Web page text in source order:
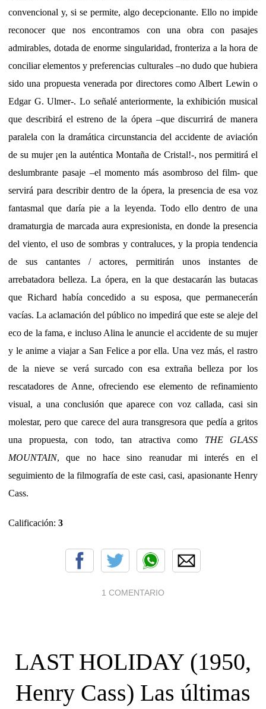
convencional y, si se permite, algo decepcionante. Ello no impide
reconocer que nos encontramos con una obra con pasajes
admirables, dotada de enorme singularidad, fronteriza a la hora de
conciliar elementos y preferencias culturales –no dudo que hubiera
sido una propuesta venerada por directores como Albert Lewin o
Edgar G. Ulmer-. Lo señalé anteriormente, la exhibición musical
que describirá el estreno de la ópera –que discurrirá de manera
paralela con la dramática circunstancia del accidente de aviación
de su mujer ¡en la auténtica Montaña de Cristal!-, nos permitirá el
deslumbrante pasaje –el momento más asombroso del film- que
servirá para describir dentro de la ópera, la presencia de esa voz
fantasmal que daría pie a la leyenda. Todo ello dentro de una
dramaturgia de marcada aura expresionista, en donde la presencia
del viento, el uso de sombras y contraluces, y la propia tendencia
de sus cantantes / actores, permitirán unos instantes de
arrebatadora belleza. La ópera, en la que destacarán las butacas
que Richard había concedido a su esposa, que permanecerán
vacías. La aclamación del público no impedirá que este se aleje del
eco de la fama, e incluso Alina le anuncie el accidente de su mujer
y le anime a viajar a San Felice a por ella. Una vez más, el rastro
de la nieve se verá surcado con esa extraña belleza por los
rescatadores de Anne, ofreciendo ese elemento de refinamiento
visual, a una conclusión que aparece con voz callada, casi sin
molestar, pero que carece del aura transgresora que pedía a gritos
una propuesta, con todo, tan atractiva como THE GLASS
MOUNTAIN, que no hace sino reanudar mi interés en el
seguimiento de la filmografía de este casi, casi, apasionante Henry
Cass.
Calificación: 3
1 COMENTARIO
LAST HOLIDAY (1950,
Henry Cass) Las últimas